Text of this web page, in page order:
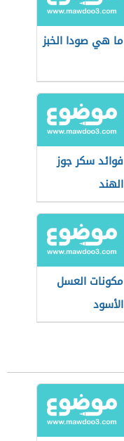
ما هي صودا الخبز
فوائد سكر جوز
الهند
مكونات العسل
الأسود